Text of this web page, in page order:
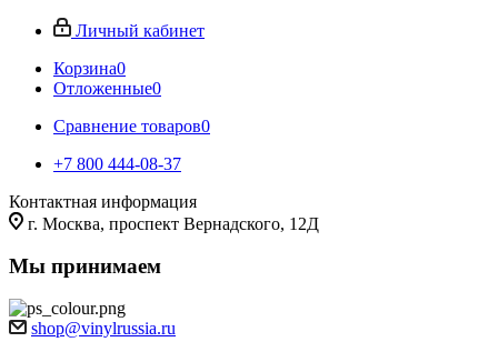
Личный кабинет
Корзина0
Отложенные0
Сравнение товаров0
+7 800 444-08-37
Контактная информация
г. Москва, проспект Вернадского, 12Д
Мы принимаем
shop@vinylrussia.ru